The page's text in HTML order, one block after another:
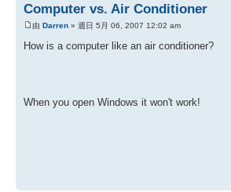
Computer vs. Air Conditioner
由 Darren » 週日 5月 06, 2007 12:02 am
How is a computer like an air conditioner?
When you open Windows it won't work!